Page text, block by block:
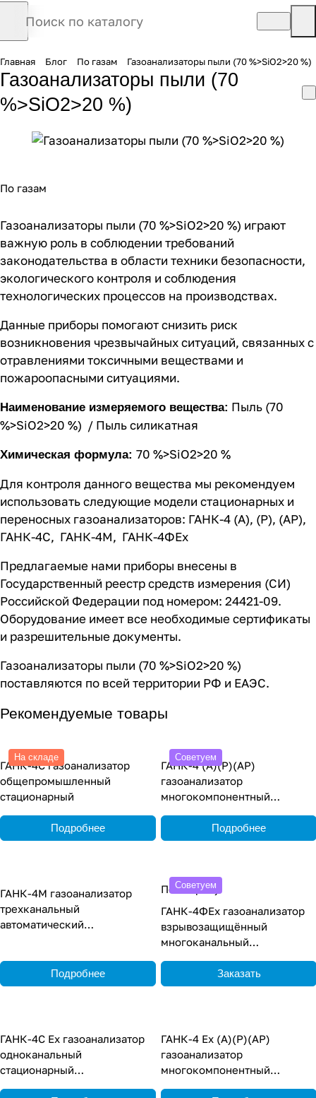
Главная Блог По газам Газоанализаторы пыли (70 %>SiO2>20 %)
Газоанализаторы пыли (70
%>SiO2>20 %)
По газам
Газоанализаторы пыли (70 %>SiO2>20 %) играют
важную роль в соблюдении требований
законодательства в области техники безопасности,
экологического контроля и соблюдения
технологических процессов на производствах.
Данные приборы помогают снизить риск
возникновения чрезвычайных ситуаций, связанных с
отравлениями токсичными веществами и
пожароопасными ситуациями.
Наименование измеряемого вещества: Пыль (70
%>SiO2>20 %) / Пыль силикатная
Химическая формула: 70 %>SiO2>20 %
Для контроля данного вещества мы рекомендуем
использовать следующие модели стационарных и
переносных газоанализаторов: ГАНК-4 (А), (Р), (АР),
ГАНК-4C, ГАНК-4М, ГАНК-4ФEx
Предлагаемые нами приборы внесены в
Государственный реестр средств измерения (СИ)
Российской Федерации под номером: 24421-09.
Оборудование имеет все необходимые сертификаты
и разрешительные документы.
Газоанализаторы пыли (70 %>SiO2>20 %)
поставляются по всей территории РФ и ЕАЭС.
Рекомендуемые товары
На складе
ГАНК-4С газоанализатор
общепромышленный
стационарный
Подробнее
Советуем
ГАНК-4 (А)(Р)(АР)
газоанализатор
многокомпонентный
переноснойПодробнее
ГАНК-4М газоанализатор
трехканальный
автоматический
Подробнее
Советуем
По запросу
ГАНК-4ФEx газоанализатор
взрывозащищённый
многоканальный
Заказать
ГАНК-4С Ех газоанализатор
одноканальный
стационарный
ГАНК-4 Ех (А)(Р)(АР)
газоанализатор
многокомпонентный